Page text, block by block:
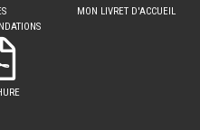
MON LIVRET D'ACCUEIL